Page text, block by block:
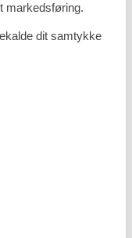
m.m.
august og uge 42
drikke
markedsføring.
dit samtykke